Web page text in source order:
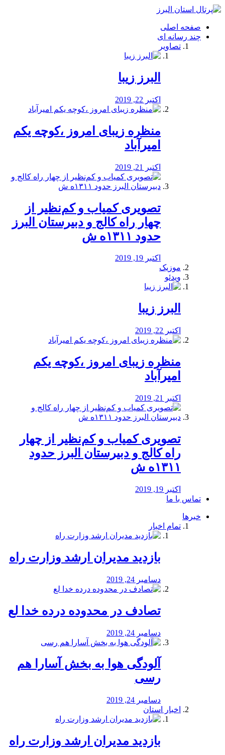
فصد
شرق
تهران
خشکشویی
صفحه اصلی
چند رسانه ای
تصاویر
البرز زیبا
اکتبر 22, 2019
منظره‌‌ زیبای امروز ،کوچه یکم
امیرآباد
اکتبر 21, 2019
️تصویری کمیاب و کم‌نظیر از
چهار راه كالج و دبيرستان البرز
حدود ۱۳۱۱ه ش
اکتبر 19, 2019
موزیک
ویدئو
البرز زیبا
اکتبر 22, 2019
منظره‌‌ زیبای امروز ،کوچه یکم
امیرآباد
اکتبر 21, 2019
️تصویری کمیاب و کم‌نظیر از چهار
راه كالج و دبيرستان البرز حدود
۱۳۱۱ه ش
اکتبر 19, 2019
تماس با ما
خبرها
تمام اخبار
بازدید مدیران ارشد وزارت راه
دسامبر 24, 2019
تصادف در محدوده درده خدا لع
دسامبر 24, 2019
آلودگی هوا به بخش آسارا هم
رسی
دسامبر 24, 2019
اخبار استان
بازدید مدیران ارشد وزارت راه